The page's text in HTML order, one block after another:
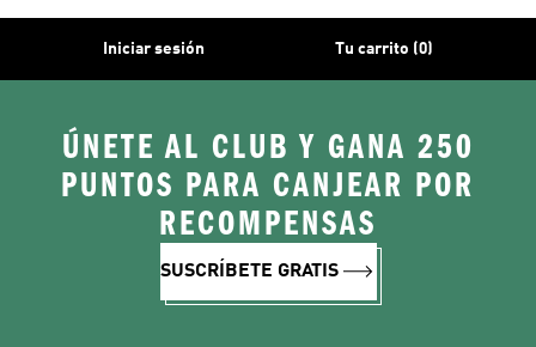
Iniciar sesión Tu carrito (0)
ÚNETE AL CLUB Y GANA 250
PUNTOS PARA CANJEAR POR
RECOMPENSAS
SUSCRÍBETE GRATIS